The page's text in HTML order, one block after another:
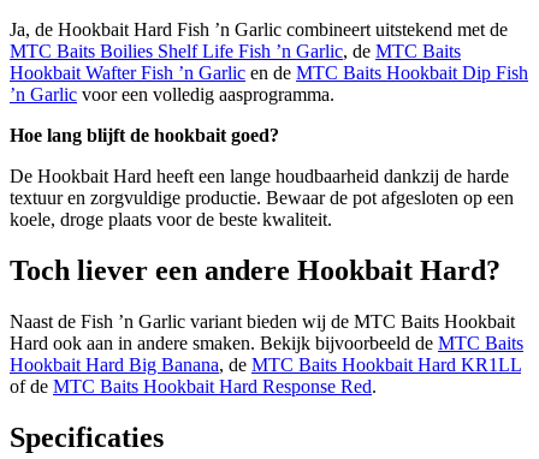
Ja, de Hookbait Hard Fish ’n Garlic combineert uitstekend met de
MTC Baits Boilies Shelf Life Fish ’n Garlic, de MTC Baits
Hookbait Wafter Fish ’n Garlic en de MTC Baits Hookbait Dip Fish
’n Garlic voor een volledig aasprogramma.
Hoe lang blijft de hookbait goed?
De Hookbait Hard heeft een lange houdbaarheid dankzij de harde
textuur en zorgvuldige productie. Bewaar de pot afgesloten op een
koele, droge plaats voor de beste kwaliteit.
Toch liever een andere Hookbait Hard?
Naast de Fish ’n Garlic variant bieden wij de MTC Baits Hookbait
Hard ook aan in andere smaken. Bekijk bijvoorbeeld de MTC Baits
Hookbait Hard Big Banana, de MTC Baits Hookbait Hard KR1LL
of de MTC Baits Hookbait Hard Response Red.
Specificaties